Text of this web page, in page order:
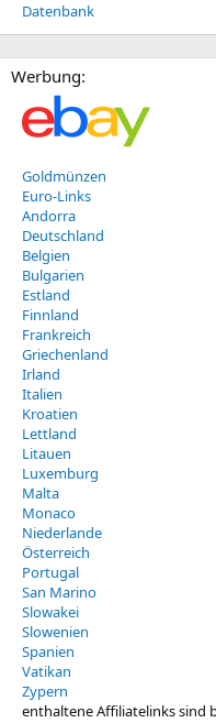
Datenbank
Werbung:
Goldmünzen
Euro-Links
Andorra
Deutschland
Belgien
Bulgarien
Estland
Finnland
Frankreich
Griechenland
Irland
Italien
Kroatien
Lettland
Litauen
Luxemburg
Malta
Monaco
Niederlande
Österreich
Portugal
San Marino
Slowakei
Slowenien
Spanien
Vatikan
Zypern
enthaltene Affiliatelinks sind